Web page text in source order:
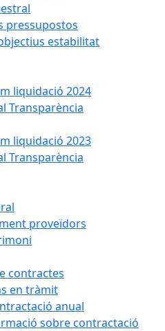
pressupostos
estabilitat
liquidació 2024
Transparència
liquidació 2023
Transparència
proveïdors
contractes
en tràmit
anual
sobre contractació